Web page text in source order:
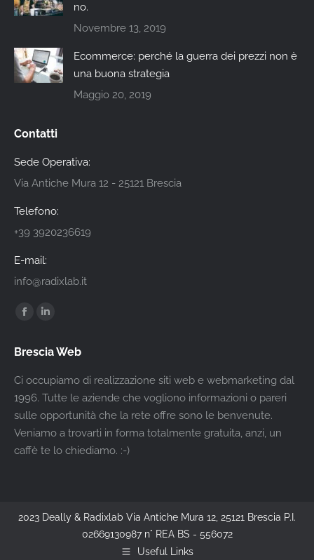
no.
Novembre 13, 2019
Ecommerce: perché la guerra dei prezzi non è
una buona strategia
Maggio 20, 2019
Contatti
Sede Operativa:
Via Antiche Mura 12 - 25121 Brescia
Telefono:
+39 3920236619
E-mail:
info@radixlab.it
Find us on:
opens
in
new
window
opens
in
new
window
Brescia Web
Ci occupiamo di realizzazione siti web e webmarketing dal
1996. Tutte le aziende che vogliono informazioni o pareri
sulle opportunità che la rete offre sono le benvenute.
Veniamo a trovarti in forma totalmente gratuita, anzi, un
caffè te lo chiediamo. :-)
2023 Deally & Radixlab Via Antiche Mura 12, 25121 Brescia P.I.
02669130987 n° REA BS - 556072
Useful Links